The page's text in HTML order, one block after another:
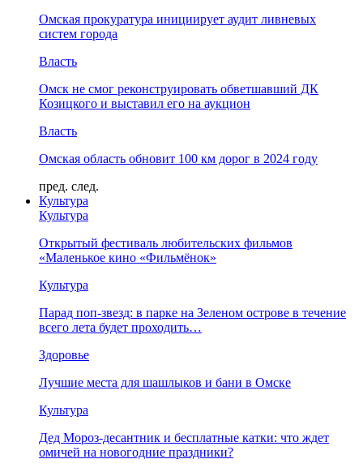
Омская прокуратура инициирует аудит ливневых
систем города
Власть
Омск не смог реконструировать обветшавший ДК
Козицкого и выставил его на аукцион
Власть
Омская область обновит 100 км дорог в 2024 году
пред. след.
Культура
Культура
Открытый фестиваль любительских фильмов
«Маленькое кино «Фильмёнок»
Культура
Парад поп-звезд: в парке на Зеленом острове в течение
всего лета будет проходить…
Здоровье
Лучшие места для шашлыков и бани в Омске
Культура
Дед Мороз-десантник и бесплатные катки: что ждет
омичей на новогодние праздники?